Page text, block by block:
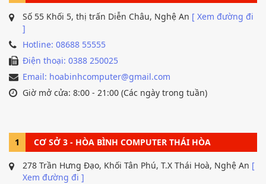
Số 55 Khối 5, thị trấn Diễn Châu, Nghệ An [ Xem đường đi
]
Hotline: 08688 55555
Điện thoại: 0388 250025
Email: hoabinhcomputer@gmail.com
Giờ mở cửa: 8:00 - 21:00 (Các ngày trong tuần)
1 CƠ SỞ 3 - HÒA BÌNH COMPUTER THÁI HÒA
278 Trần Hưng Đạo, Khối Tân Phú, T.X Thái Hoà, Nghệ An [
Xem đường đi ]